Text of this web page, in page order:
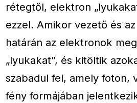
rétegtől, elektron
ezzel. Amikor vezető és
határán az elektronok
„lyukakat”, és kitöltik
szabadul fel, amely foton,
fény formájában